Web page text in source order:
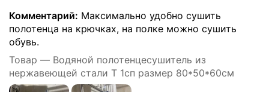
Комментарий: Максимально удобно сушить
полотенца на крючках, на полке можно сушить
обувь.
Товар — Водяной полотенцесушитель из
нержавеющей стали T 1сп размер 80*50*60см